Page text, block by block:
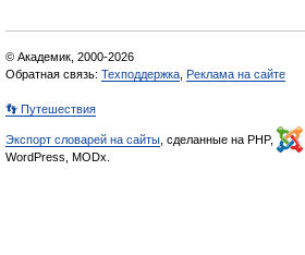
© Академик, 2000-2026
Обратная связь: Техподдержка Реклама на сайте
👣 Путешествия
Экспорт словарей на сайты , сделанные на PHP,
WordPress, MODx.